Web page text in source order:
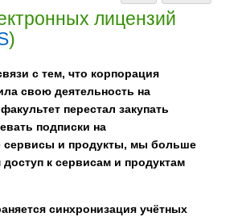
лицензий
)
с тем, что корпорация
свою деятельность на
перестал закупать
подписки на
сервисы и продукты, мы больше
к сервисам и продуктам
синхронизация учётных